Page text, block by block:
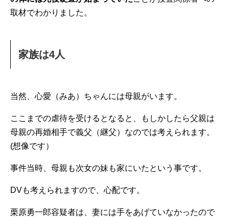
取材でわかりました。
家族は4人
当然、心愛（みあ）ちゃんには母親がいます。
ここまでの虐待を受けるとなると、もしかしたら父親は
母親の再婚相手で義父（継父）なのでは考えられます。
(想像です）
事件当時、母親も次女の妹も家にいたという事です。
DVも考えられますので、心配です。
栗原勇一郎容疑者は、妻には手をあげていなかったので